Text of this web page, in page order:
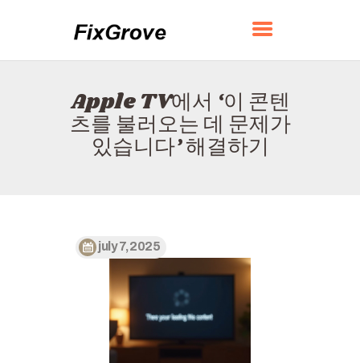
Apple TV에서 ‘이 콘텐
츠를 불러오는 데 문제가
있습니다’ 해결하기
FIXGROVE
홈
소개
연락하다
july 7, 2025